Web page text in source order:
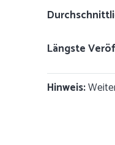
Längste
Hinweis: